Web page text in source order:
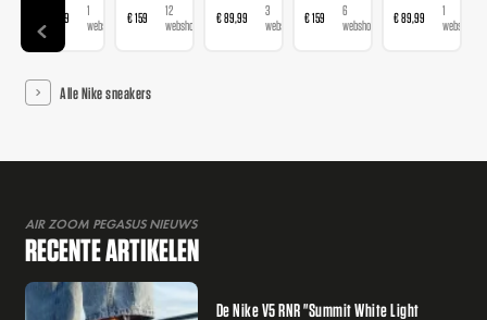
€ 89,99
1
webshop
€ 159
12
webshops
€ 89,99
3
webshops
€ 159
6
webshops
€ 89,99
1
webshop
Alle Nike sneakers
AIR ZOOM PEGASUS NIEUWS
RECENTE ARTIKELEN
De Nike V5 RNR "Summit White Light